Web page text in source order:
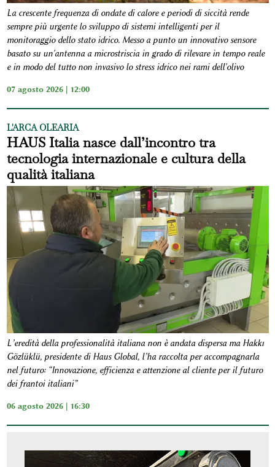
La crescente frequenza di ondate di calore e periodi di siccità rende
sempre più urgente lo sviluppo di sistemi intelligenti per il
monitoraggio dello stato idrico. Messo a punto un innovativo sensore
basato su un'antenna a microstriscia in grado di rilevare in tempo reale
e in modo del tutto non invasivo lo stress idrico nei rami dell'olivo
07 agosto 2026 | 12:00
L'ARCA OLEARIA
HAUS Italia nasce dall’incontro tra
tecnologia internazionale e cultura della
qualità italiana
L’eredità della professionalità italiana non è andata dispersa ma Hakkı
Gözlüklü, presidente di Haus Global, l’ha raccolta per accompagnarla
nel futuro: “Innovazione, efficienza e attenzione al cliente per il futuro
dei frantoi italiani”
06 agosto 2026 | 16:30